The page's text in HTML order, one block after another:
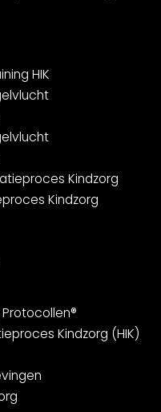
HIK
Kindzorg
Kindzorg
Protocollen®
Kindzorg (HIK)